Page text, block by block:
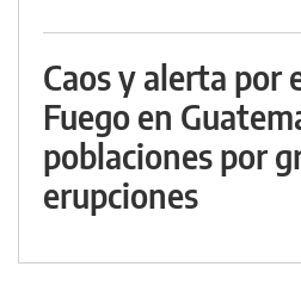
Caos y alerta por
Fuego en
poblaciones por
erupciones